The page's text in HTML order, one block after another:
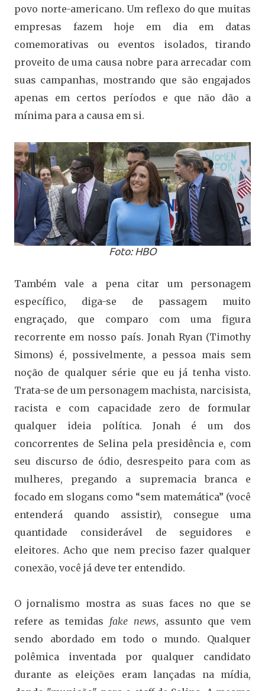
povo norte-americano. Um reflexo do que muitas
empresas fazem hoje em dia em datas
comemorativas ou eventos isolados, tirando
proveito de uma causa nobre para arrecadar com
suas campanhas, mostrando que são engajados
apenas em certos períodos e que não dão a
mínima para a causa em si.
Foto: HBO
Também vale a pena citar um personagem
específico, diga-se de passagem muito
engraçado, que comparo com uma figura
recorrente em nosso país. Jonah Ryan (Timothy
Simons) é, possivelmente, a pessoa mais sem
noção de qualquer série que eu já tenha visto.
Trata-se de um personagem machista, narcisista,
racista e com capacidade zero de formular
qualquer ideia política. Jonah é um dos
concorrentes de Selina pela presidência e, com
seu discurso de ódio, desrespeito para com as
mulheres, pregando a supremacia branca e
focado em slogans como “sem matemática” (você
entenderá quando assistir), consegue uma
quantidade considerável de seguidores e
eleitores. Acho que nem preciso fazer qualquer
conexão, você já deve ter entendido.
O jornalismo mostra as suas faces no que se
refere as temidas fake news, assunto que vem
sendo abordado em todo o mundo. Qualquer
polêmica inventada por qualquer candidato
durante as eleições eram lançadas na mídia,